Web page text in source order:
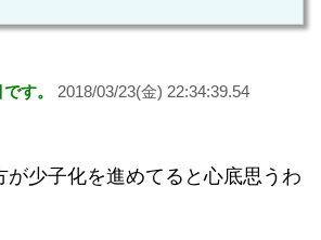
す。
2018/03/23(金) 22:34:39.54
が少子化を進めてると心底思うわ